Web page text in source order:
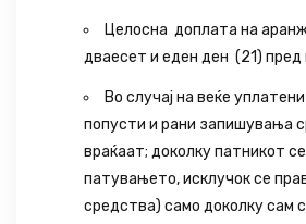
Целосна доплата на
дваесет и еден ден (21) пред
Во случај на веќе
попусти и рани запишувања
враќаат; доколку патникот
патувањето, исклучок се
средства) само доколку сам